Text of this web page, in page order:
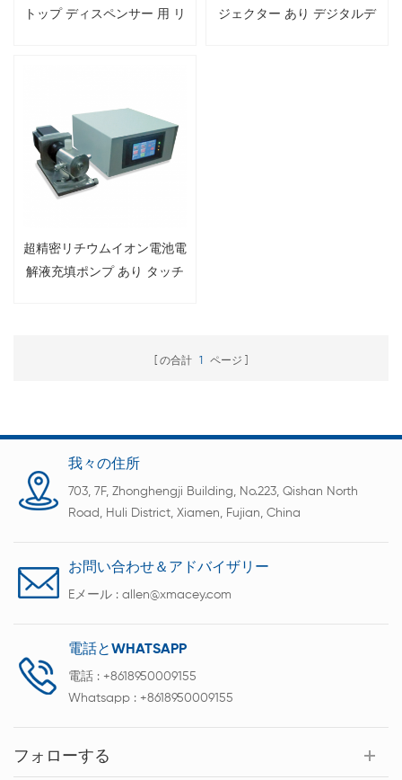
トップ ディスペンサー 用 リ
ジェクター あり デジタルデ
超精密リチウムイオン電池電
解液充填ポンプ あり タッチ
の合計 1 ページ
我々の住所
703, 7F, Zhonghengji Building, No.223, Qishan North
Road, Huli District, Xiamen, Fujian, China
お問い合わせ＆アドバイザリー
Eメール : allen@xmacey.com
電話とWHATSAPP
電話 : +8618950009155
Whatsapp : +8618950009155
フォローする